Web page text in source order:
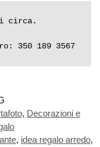
circa.
350 189 3567
, Decorazioni e
, idea regalo arredo,